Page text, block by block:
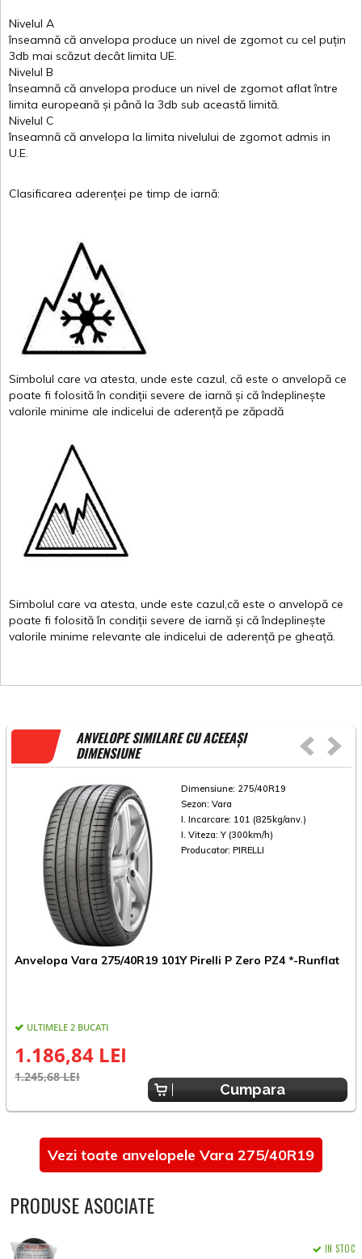
Nivelul A
înseamnă că anvelopa produce un nivel de zgomot cu cel puțin
3db mai scăzut decât limita UE.
Nivelul B
înseamnă că anvelopa produce un nivel de zgomot aflat între
limita europeană și până la 3db sub această limită.
Nivelul C
înseamnă că anvelopa la limita nivelului de zgomot admis in
U.E.
Clasificarea aderenței pe timp de iarnă:
Simbolul care va atesta, unde este cazul, că este o anvelopă ce
poate fi folosită în condiții severe de iarnă și că îndeplinește
valorile minime ale indicelui de aderență pe zăpadă
Simbolul care va atesta, unde este cazul,că este o anvelopă ce
poate fi folosită în condiții severe de iarnă și că îndeplinește
valorile minime relevante ale indicelui de aderență pe gheață.
ANVELOPE SIMILARE CU ACEEAȘI
DIMENSIUNE
Dimensiune: 275/40R19
Sezon: Vara
I. Incarcare: 101 (825kg/anv.)
I. Viteza: Y (300km/h)
Producator: PIRELLI
Anvelopa Vara 275/40R19 101Y Pirelli P Zero PZ4 *-Runflat
ULTIMELE 2 BUCATI
1.186,84 LEI
1.245,68 LEI
Cumpara
Vezi toate anvelopele Vara 275/40R19
PRODUSE ASOCIATE
IN STOC